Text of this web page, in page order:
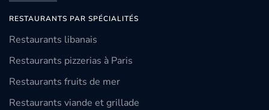
RESTAURANTS PAR SPÉCIALITÉS
Restaurants libanais
Restaurants pizzerias à Paris
Restaurants fruits de mer
Restaurants viande et grillade